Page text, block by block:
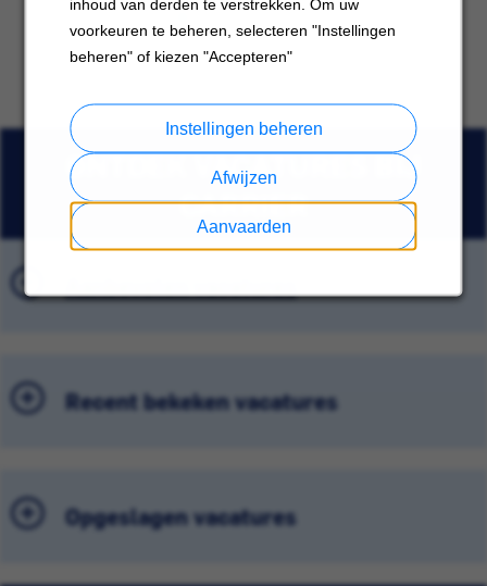
inhoud van derden te verstrekken. Om uw
voorkeuren te beheren, selecteren "Instellingen
beheren" of kiezen "Accepteren"
Aanvaarden
Afwijzen
Instellingen beheren
ONTDEK VACATURES BIJ
CARRIER
Recent bekeken vacatures
Opgeslagen vacatures